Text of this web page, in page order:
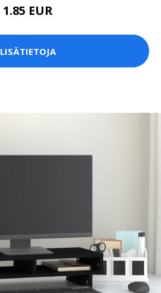
1.85 EUR
LISÄTIETOJA